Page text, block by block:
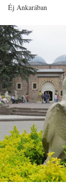
Éj Ankarában